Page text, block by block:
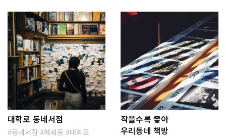
대학로 동네서점
동네서점 혜화동 대학로
작을수록 좋아
우리동네 책방